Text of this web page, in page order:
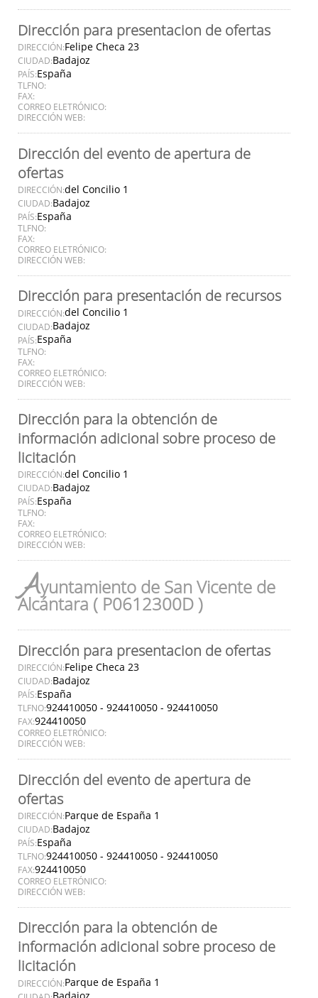
Dirección para presentacion de ofertas
DIRECCIÓN:Felipe Checa 23
CIUDAD:Badajoz
PAÍS:España
TLFNO:
FAX:
CORREO ELETRÓNICO:
DIRECCIÓN WEB:
Dirección del evento de apertura de
ofertas
DIRECCIÓN:del Concilio 1
CIUDAD:Badajoz
PAÍS:España
TLFNO:
FAX:
CORREO ELETRÓNICO:
DIRECCIÓN WEB:
Dirección para presentación de recursos
DIRECCIÓN:del Concilio 1
CIUDAD:Badajoz
PAÍS:España
TLFNO:
FAX:
CORREO ELETRÓNICO:
DIRECCIÓN WEB:
Dirección para la obtención de
información adicional sobre proceso de
licitación
DIRECCIÓN:del Concilio 1
CIUDAD:Badajoz
PAÍS:España
TLFNO:
FAX:
CORREO ELETRÓNICO:
DIRECCIÓN WEB:
Ayuntamiento de San Vicente de
Alcántara ( P0612300D )
Dirección para presentacion de ofertas
DIRECCIÓN:Felipe Checa 23
CIUDAD:Badajoz
PAÍS:España
TLFNO:924410050 - 924410050 - 924410050
FAX:924410050
CORREO ELETRÓNICO:
DIRECCIÓN WEB:
Dirección del evento de apertura de
ofertas
DIRECCIÓN:Parque de España 1
CIUDAD:Badajoz
PAÍS:España
TLFNO:924410050 - 924410050 - 924410050
FAX:924410050
CORREO ELETRÓNICO:
DIRECCIÓN WEB:
Dirección para la obtención de
información adicional sobre proceso de
licitación
DIRECCIÓN:Parque de España 1